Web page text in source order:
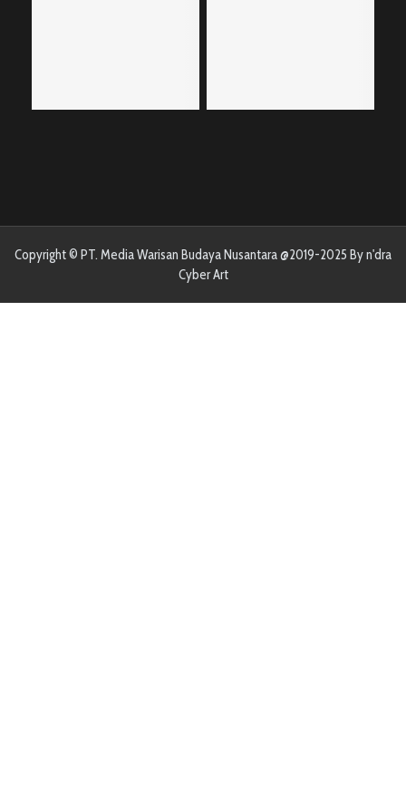
Copyright © PT. Media Warisan Budaya Nusantara @2019-2025 By n'dra
Cyber Art